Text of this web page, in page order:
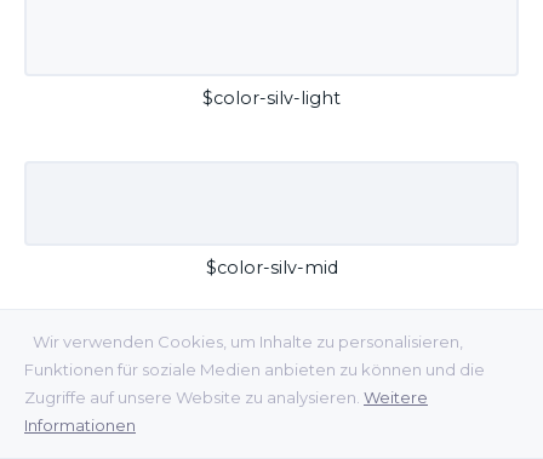
Wir verwenden Cookies, um Inhalte zu personalisieren,
Funktionen für soziale Medien anbieten zu können und die
Zugriffe auf unsere Website zu analysieren. Weitere
Informationen
$color-silv-light
$color-silv-mid